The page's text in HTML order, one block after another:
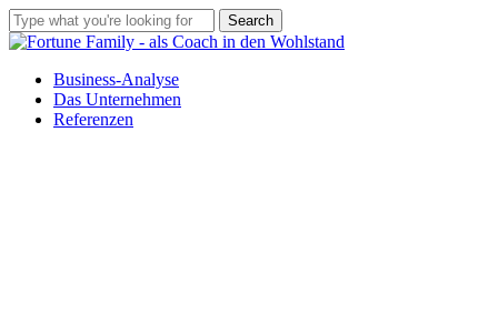
Skip
to
content
Search
Close
Business-Analyse
Das Unternehmen
Referenzen